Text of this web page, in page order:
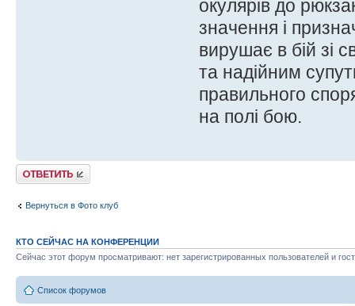
окулярів до
значення і
вирушає в бій зі
та надійним
правильного
на полі бою.
Ответить
Вернуться в Фото клуб
КТО СЕЙЧАС НА КОНФЕРЕНЦИИ
Сейчас этот форум просматривают: нет зарегистрированных пользователей и
Список форумов